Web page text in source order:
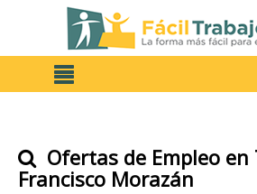
Ofertas de Empleo en
Francisco Morazán